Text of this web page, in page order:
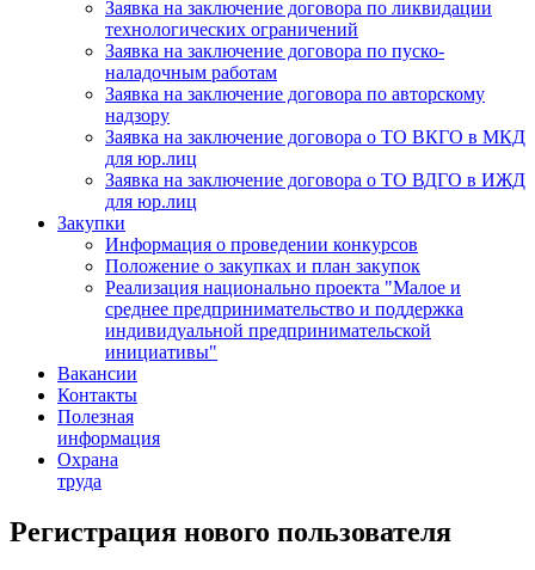
Заявка на заключение договора по ликвидации
технологических ограничений
Заявка на заключение договора по пуско-
наладочным работам
Заявка на заключение договора по авторскому
надзору
Заявка на заключение договора о ТО ВКГО в МКД
для юр.лиц
Заявка на заключение договора о ТО ВДГО в ИЖД
для юр.лиц
Закупки
Информация о проведении конкурсов
Положение о закупках и план закупок
Реализация национально проекта "Малое и
среднее предпринимательство и поддержка
индивидуальной предпринимательской
инициативы"
Вакансии
Контакты
Полезная
информация
Охрана
труда
Регистрация нового пользователя